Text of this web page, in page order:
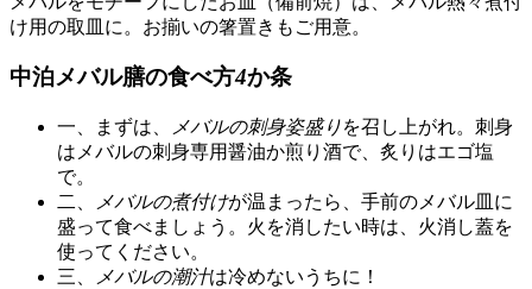
け用の取皿に。お揃いの箸置きもご用意。
中泊メバル膳の食べ方4か条
一、まずは、 メバルの刺身姿盛りを召し上がれ。刺身
はメバルの刺身専用醤油か煎り酒で、炙りはエゴ塩
で。
二、
メバルの煮付けが温まったら、手前のメバル皿に
盛って食べましょう。火を消したい時は、火消し蓋を
使ってください。
三、
メバルの潮汁は冷めないうちに！